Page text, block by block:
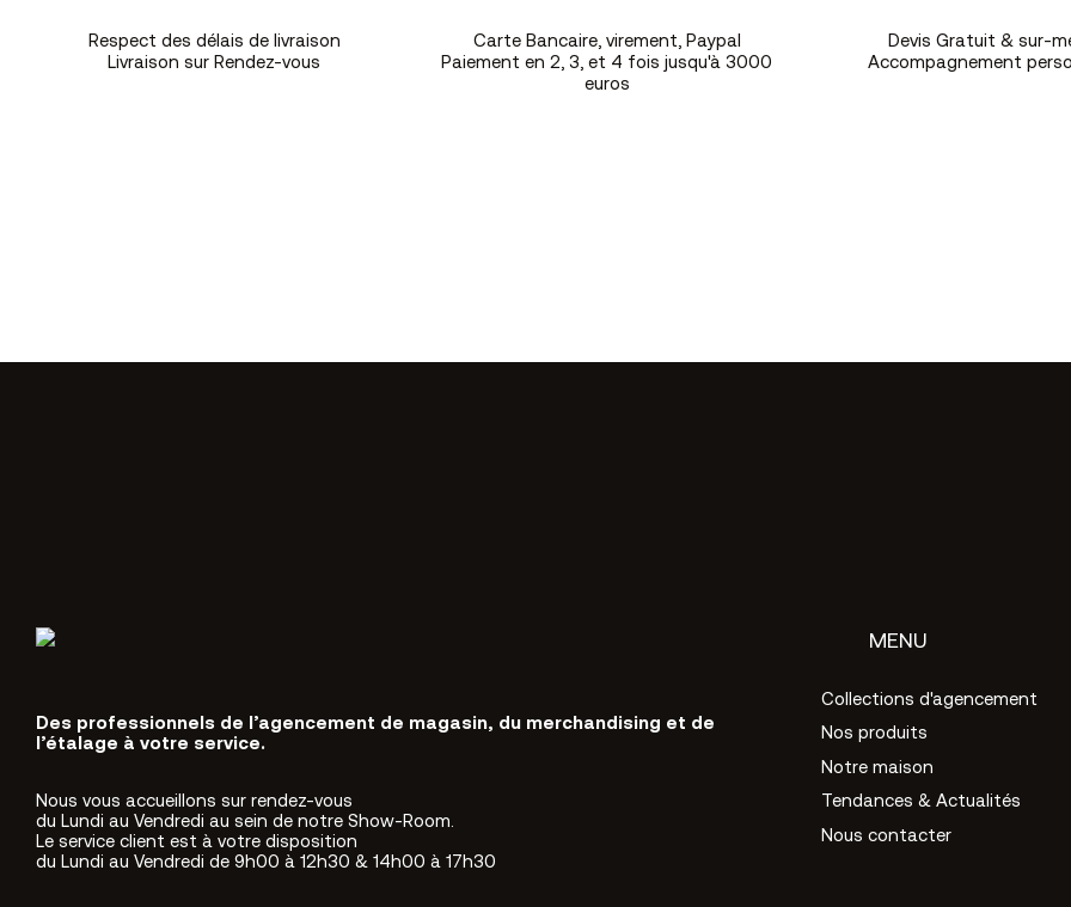
Respect des délais de livraison
Livraison sur Rendez-vous
Carte Bancaire, virement, Paypal
Paiement en 2, 3, et 4 fois jusqu'à 3000
euros
Devis Gratuit & sur-
Accompagnement
Des professionnels de l’agencement de magasin, du merchandising et de
l’étalage à votre service.
Nous vous accueillons sur rendez-vous
du Lundi au Vendredi au sein de notre Show-Room.
Le service client est à votre disposition
du Lundi au Vendredi de 9h00 à 12h30 & 14h00 à 17h30
MENU
Collections d'agencement
Nos produits
Notre maison
Tendances & Actualités
Nous contacter